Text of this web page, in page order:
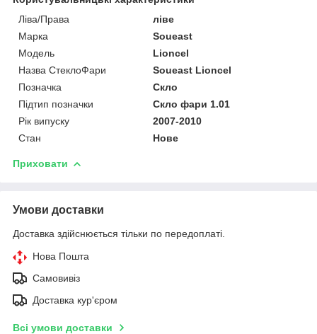
Ліва/Права
ліве
Марка
Soueast
Мoдель
Lioncel
Назва СтеклоФари
Soueast Lioncel
Позначка
Скло
Підтип позначки
Скло фари 1.01
Рік випуску
2007-2010
Стан
Нове
Приховати
Умови доставки
Доставка здійснюється тільки по передоплаті.
Нова Пошта
Самовивіз
Доставка кур'єром
Всі умови доставки